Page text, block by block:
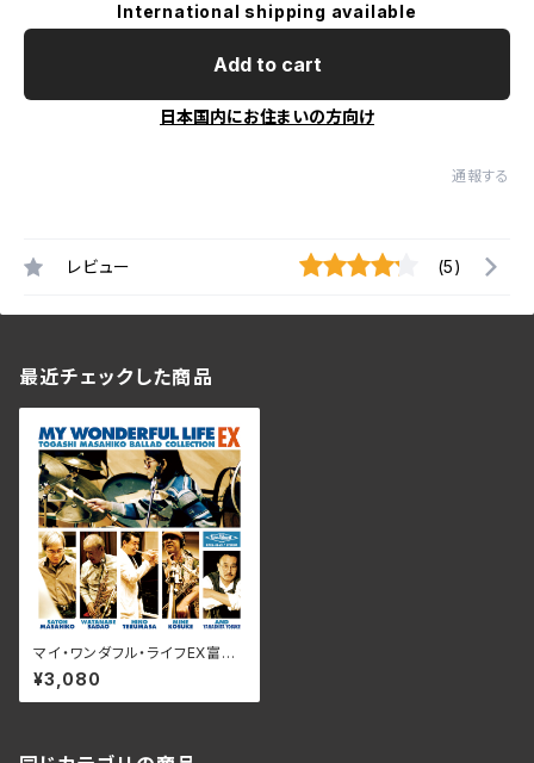
International shipping available
Add to cart
日本国内にお住まいの方向け
通報する
レビュー (5)
最近チェックした商品
マイ・ワンダフル・ライフEX富樫
雅彦バラードコレクション / V.A.
¥3,080